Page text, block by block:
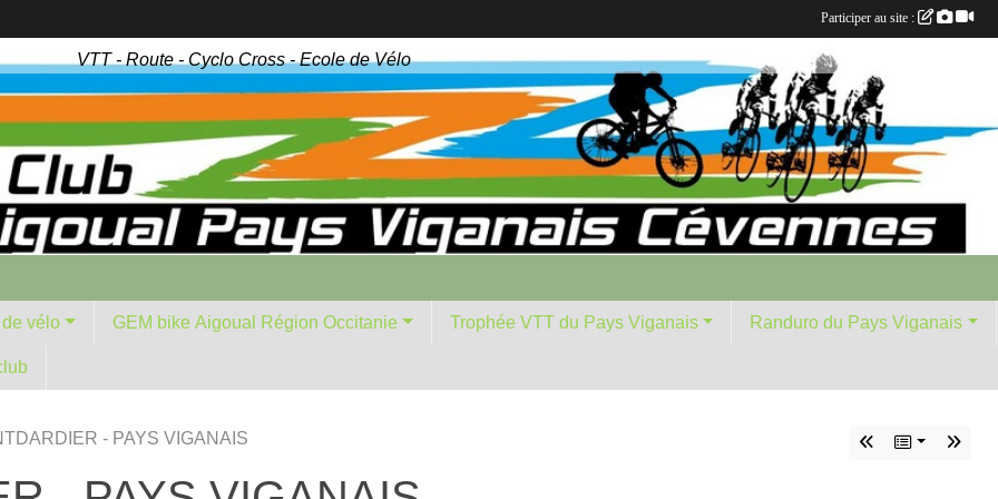
VTT - Route - Cyclo Cross - Ecole de Vélo
vélo GEM bike Aigoual Région Occitanie Trophée VTT du Pays Viganais Randuro du Pays Viganais
- PAYS VIGANAIS
Participer au site :